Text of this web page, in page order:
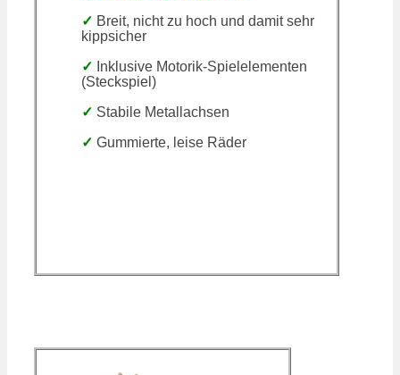
✓ Breit, nicht zu hoch und damit sehr
kippsicher
✓ Inklusive Motorik-Spielelementen
(Steckspiel)
✓ Stabile Metallachsen
✓ Gummierte, leise Räder